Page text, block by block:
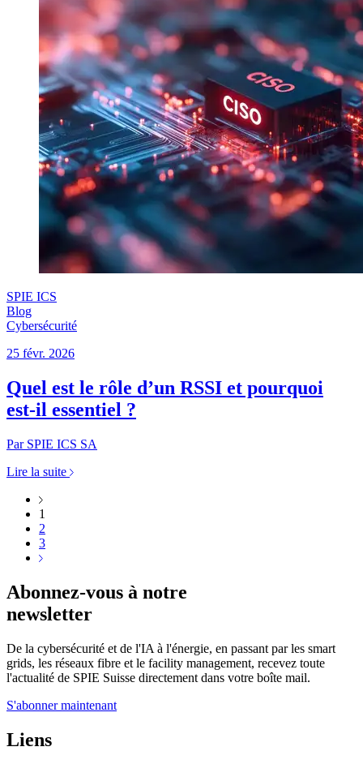
SPIE ICS
Blog
Cybersécurité
25 févr. 2026
Quel est le rôle d’un RSSI et pourquoi
est-il essentiel ?
Par SPIE ICS SA
Lire la suite
1
2
3
Abonnez-vous à notre
newsletter
De la cybersécurité et de l'IA à l'énergie, en passant par les smart
grids, les réseaux fibre et le facility management, recevez toute
l'actualité de SPIE Suisse directement dans votre boîte mail.
S'abonner maintenant
Liens